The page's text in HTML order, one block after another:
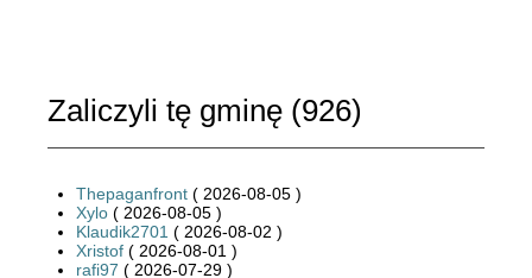
Zaliczyli tę gminę (926)
Thepaganfront ( 2026-08-05 )
Xylo ( 2026-08-05 )
Klaudik2701 ( 2026-08-02 )
Xristof ( 2026-08-01 )
rafi97 ( 2026-07-29 )